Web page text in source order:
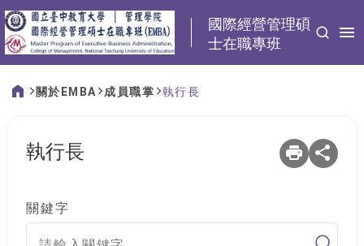
:::
國際經營管理碩
士在職專班
關於EMBA 成員職掌 執行長
執行長
關鍵字